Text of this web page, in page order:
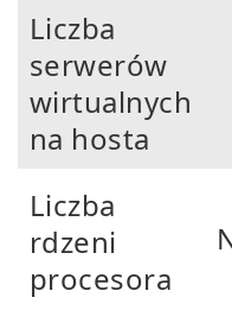
Liczba
serwerów
wirtualnych
na hosta
Liczba
rdzeni
procesora